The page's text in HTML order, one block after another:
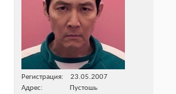
Регистрация
23.05.2007
Адрес
Пустошь